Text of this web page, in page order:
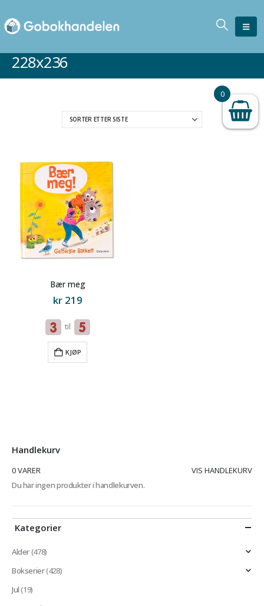
228x236
Bær meg
kr219
til
KJØP
Handlekurv
0 VARER
VIS HANDLEKURV
Du har ingen produkter i handlekurven.
Kategorier
Alder(478)
Bokserier(428)
Jul(19)
0